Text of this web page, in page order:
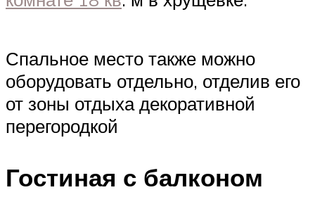
Спальное место также можно
оборудовать отдельно, отделив его
от зоны отдыха декоративной
перегородкой
Гостиная с балконом